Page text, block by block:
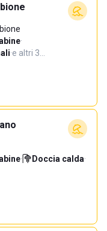
·
·e altri 3…
· Doccia calda·